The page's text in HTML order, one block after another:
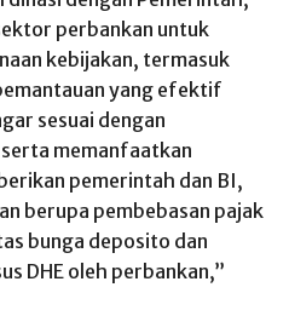
perbankan untuk
kebijakan, termasuk
yang efektif
sesuai dengan
memanfaatkan
pemerintah dan BI,
berupa pembebasan pajak
bunga deposito dan
DHE oleh perbankan,”